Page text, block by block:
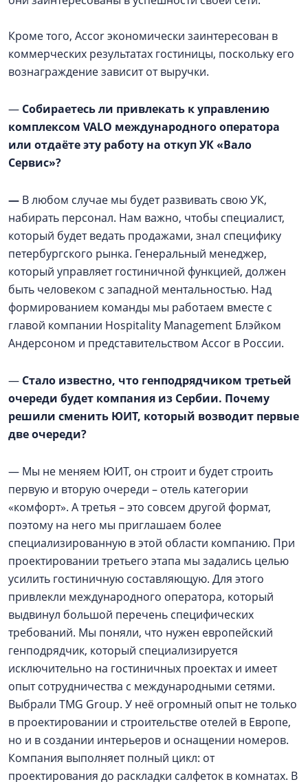
Кроме того, Аccor экономически заинтересован в
коммерческих результатах гостиницы, поскольку его
вознаграждение зависит от выручки.
— Собираетесь ли привлекать к управлению
комплексом VALO международного оператора
или отдаёте эту работу на откуп УК «Вало
Сервис»?
— В любом случае мы будет развивать свою УК,
набирать персонал. Нам важно, чтобы специалист,
который будет ведать продажами, знал специфику
петербургского рынка. Генеральный менеджер,
который управляет гостиничной функцией, должен
быть человеком с западной ментальностью. Над
формированием команды мы работаем вместе с
главой компании Hospitality Management Блэйком
Андерсоном и представительством Accor в России.
— Стало известно, что генподрядчиком третьей
очереди будет компания из Сербии. Почему
решили сменить ЮИТ, который возводит первые
две очереди?
— Мы не меняем ЮИТ, он строит и будет строить
первую и вторую очереди – отель категории
«комфорт». А третья – это совсем другой формат,
поэтому на него мы приглашаем более
специализированную в этой области компанию. При
проектировании третьего этапа мы задались целью
усилить гостиничную составляющую. Для этого
привлекли международного оператора, который
выдвинул большой перечень специфических
требований. Мы поняли, что нужен европейский
генподрядчик, который специализируется
исключительно на гостиничных проектах и имеет
опыт сотрудничества с международными сетями.
Выбрали TMG Group. У неё огромный опыт не только
в проектировании и строительстве отелей в Европе,
но и в создании интерьеров и оснащении номеров.
Компания выполняет полный цикл: от
проектирования до раскладки салфеток в комнатах. В